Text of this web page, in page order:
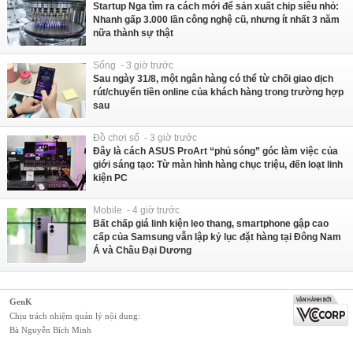
Startup Nga tìm ra cách mới để sản xuất chip siêu nhỏ:
Nhanh gấp 3.000 lần công nghệ cũ, nhưng ít nhất 3 năm
nữa thành sự thật
Sống - 3 giờ trước
Sau ngày 31/8, một ngân hàng có thể từ chối giao dịch
rút/chuyển tiền online của khách hàng trong trường hợp
sau
Đồ chơi số - 3 giờ trước
Đây là cách ASUS ProArt “phủ sóng” góc làm việc của
giới sáng tạo: Từ màn hình hàng chục triệu, đến loạt linh
kiện PC
Mobile - 4 giờ trước
Bất chấp giá linh kiện leo thang, smartphone gập cao
cấp của Samsung vẫn lập kỷ lục đặt hàng tại Đông Nam
Á và Châu Đại Dương
GenK
Chịu trách nhiệm quản lý nội dung:
Bà Nguyễn Bích Minh